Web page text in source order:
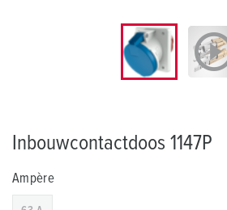
Inbouwcontactdoos 1147P
Ampère